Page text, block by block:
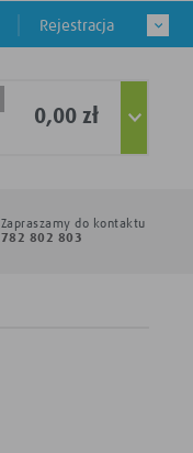
Rejestracja
0,00 zł
Zapraszamy do kontaktu
782 802 803